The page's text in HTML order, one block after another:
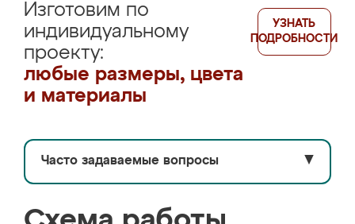
Изготовим по
индивидуальному
проекту:
любые размеры, цвета
и материалы
УЗНАТЬ
ПОДРОБНОСТИ
Часто задаваемые вопросы ▼